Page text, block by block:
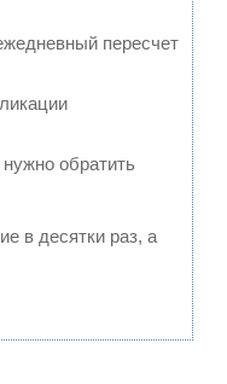
пересчет
обратить
в десятки раз, а